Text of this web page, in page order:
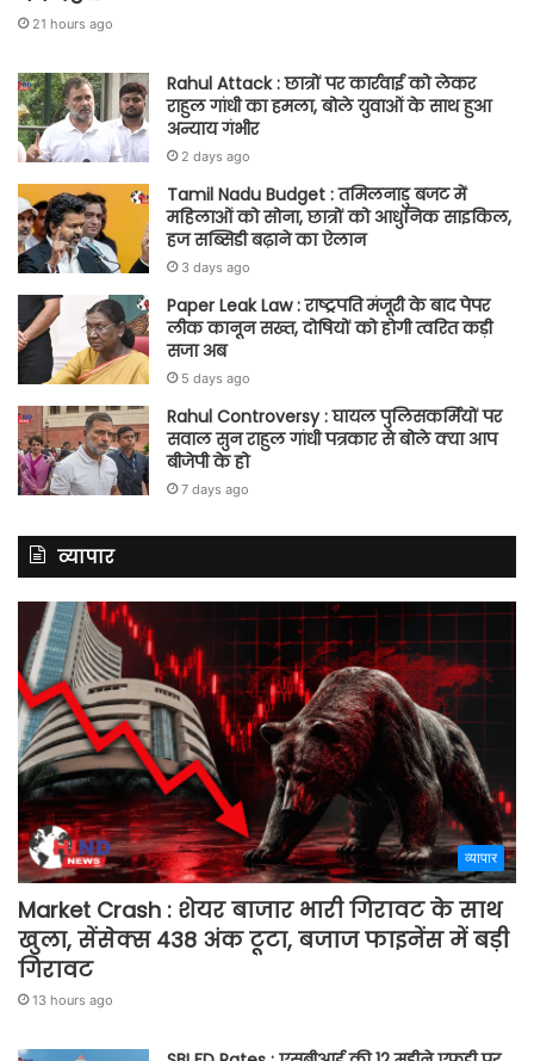
21 hours ago
Rahul Attack : छात्रों पर कार्रवाई को लेकर
राहुल गांधी का हमला, बोले युवाओं के साथ हुआ
अन्याय गंभीर
2 days ago
Tamil Nadu Budget : तमिलनाडु बजट में
महिलाओं को सोना, छात्रों को आधुनिक साइकिल,
हज सब्सिडी बढ़ाने का ऐलान
3 days ago
Paper Leak Law : राष्ट्रपति मंजूरी के बाद पेपर
लीक कानून सख्त, दोषियों को होगी त्वरित कड़ी
सजा अब
5 days ago
Rahul Controversy : घायल पुलिसकर्मियों पर
सवाल सुन राहुल गांधी पत्रकार से बोले क्या आप
बीजेपी के हो
7 days ago
व्यापार
व्यापार
Market Crash : शेयर बाजार भारी गिरावट के साथ
खुला, सेंसेक्स 438 अंक टूटा, बजाज फाइनेंस में बड़ी
गिरावट
13 hours ago